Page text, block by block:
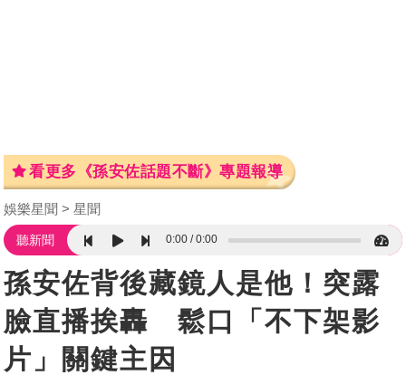
看更多《孫安佐話題不斷》專題報導
娛樂星聞 星聞
聽新聞 0:00 0:00
孫安佐背後藏鏡人是他！突露
臉直播挨轟 鬆口「不下架影
片」關鍵主因